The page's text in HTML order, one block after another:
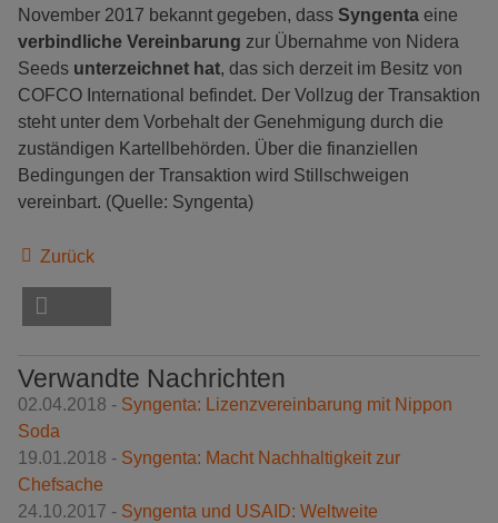
November 2017 bekannt gegeben, dass Syngenta eine
verbindliche Vereinbarung zur Übernahme von Nidera
Seeds unterzeichnet hat, das sich derzeit im Besitz von
COFCO International befindet. Der Vollzug der Transaktion
steht unter dem Vorbehalt der Genehmigung durch die
zuständigen Kartellbehörden. Über die finanziellen
Bedingungen der Transaktion wird Stillschweigen
vereinbart. (Quelle: Syngenta)
Zurück
Verwandte Nachrichten
02.04.2018 - Syngenta: Lizenzvereinbarung mit Nippon
Soda
19.01.2018 - Syngenta: Macht Nachhaltigkeit zur
Chefsache
24.10.2017 - Syngenta und USAID: Weltweite